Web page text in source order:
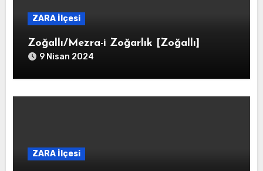
ZARA İlçesi
Zoğallı/Mezra-i Zoğarlık [Zoğallı]
9 Nisan 2024
ZARA İlçesi